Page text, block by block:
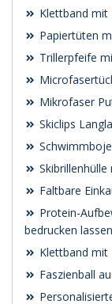
Klettband mit
Papiertüten
Trillerpfeife
Mikrofaser
Skiclips
Faltbare
Protein-
bedrucken lassen
Klettband mit
Faszienball